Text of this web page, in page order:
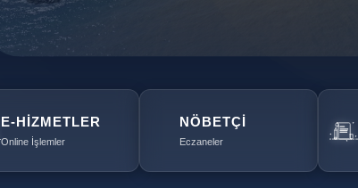
E-HIZMETLER
Online İşlemler
NÖBETÇI
Eczaneler